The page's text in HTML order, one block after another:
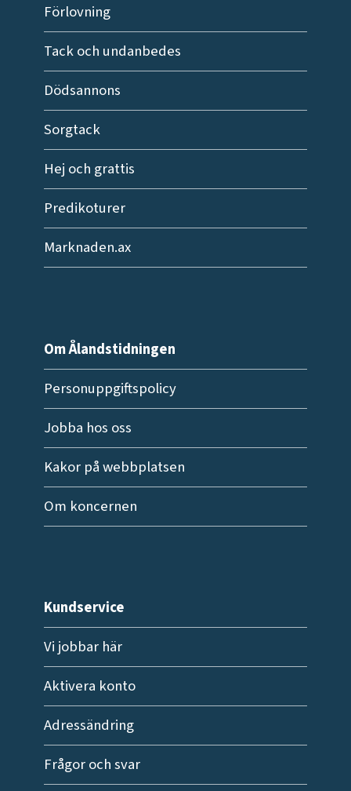
Förlovning
Tack och undanbedes
Dödsannons
Sorgtack
Hej och grattis
Predikoturer
Marknaden.ax
Om Ålandstidningen
Personuppgiftspolicy
Jobba hos oss
Kakor på webbplatsen
Om koncernen
Kundservice
Vi jobbar här
Aktivera konto
Adressändring
Frågor och svar